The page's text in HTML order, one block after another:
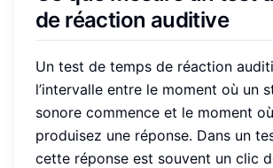
de réaction auditive
Un test de temps de réaction
l’intervalle entre le moment où un
sonore commence et le moment
produisez une réponse. Dans un
cette réponse est souvent un clic